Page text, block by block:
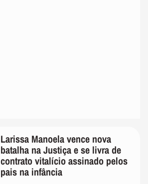
Larissa Manoela vence nova
batalha na Justiça e se livra de
contrato vitalício assinado pelos
pais na infância